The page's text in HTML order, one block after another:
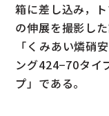
箱に差し込み，
の伸展を撮影し
「くみあい燐硝
ング424−70タイ
プ」である。